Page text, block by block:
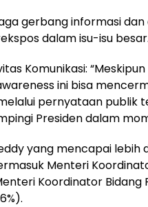
gerbang informasi
dalam isu-isu besar.
Komunikasi:
ini bisa
pernyataan publik
Presiden dalam
yang mencapai
Menteri
Koordinator